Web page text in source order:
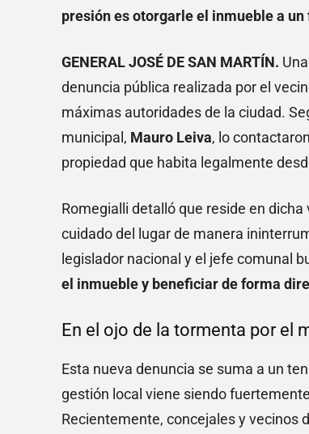
presión es otorgarle el inmueble a
GENERAL JOSÉ DE SAN MARTÍN.
denuncia pública realizada por el
máximas autoridades de la ciudad.
municipal, Mauro Leiva, lo
propiedad que habita legalmente
Romegialli detalló que reside en dicha
cuidado del lugar de manera
legislador nacional y el jefe comunal
el inmueble y beneficiar de forma
En el ojo de la tormenta por el
Esta nueva denuncia se suma a un
gestión local viene siendo
Recientemente, concejales y vecinos